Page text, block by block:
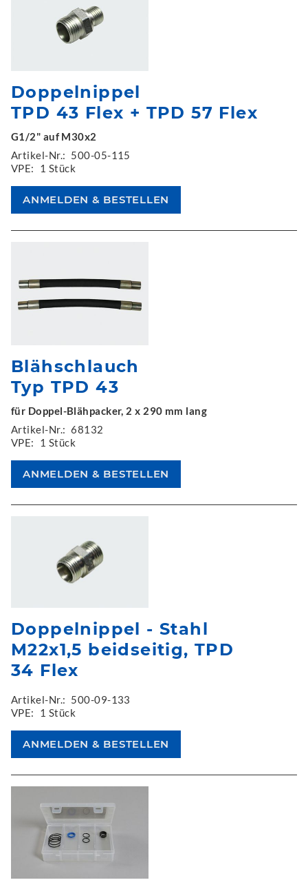
Doppelnippel
TPD 43 Flex + TPD 57 Flex
G1/2" auf M30x2
Artikel-Nr.: 500-05-115
VPE:
1 Stück
Blähschlauch
Typ TPD 43
für Doppel-Blähpacker, 2 x 290 mm lang
Artikel-Nr.: 68132
VPE:
1 Stück
Doppelnippel - Stahl
M22x1,5 beidseitig, TPD
34 Flex
Artikel-Nr.: 500-09-133
VPE:
1 Stück